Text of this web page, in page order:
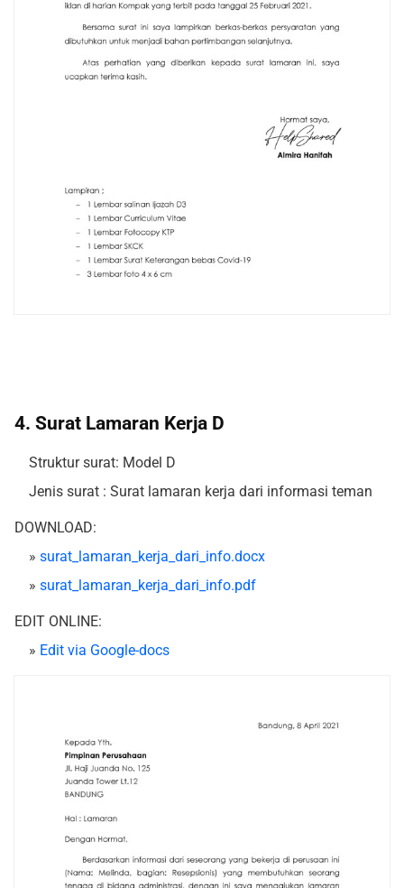
4. Surat Lamaran Kerja D
Struktur surat: Model D
Jenis surat : Surat lamaran kerja dari informasi teman
DOWNLOAD:
» surat_lamaran_kerja_dari_info.docx
» surat_lamaran_kerja_dari_info.pdf
EDIT ONLINE:
» Edit via Google-docs